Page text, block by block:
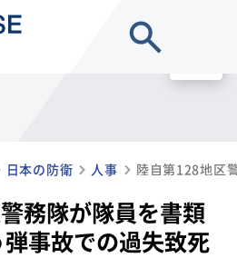
日本の防衛 人事
務隊が隊員を書類
事故での過失致死